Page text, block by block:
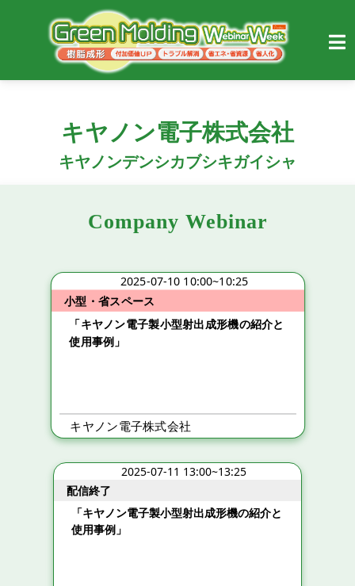
キヤノン電子株式会社
キヤノンデンシカブシキガイシャ
Company Webinar
2025-07-10 10:00~10:25
小型・省スペース
「キヤノン電子製小型射出成形機の紹介と
使用事例」
キヤノン電子株式会社
2025-07-11 13:00~13:25
配信終了
「キヤノン電子製小型射出成形機の紹介と
使用事例」